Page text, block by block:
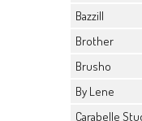
Bazzill
Brother
Brusho
By Lene
Carabelle